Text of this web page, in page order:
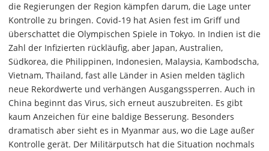
die Regierungen der Region kämpfen darum, die Lage unter
Kontrolle zu bringen. Covid-19 hat Asien fest im Griff und
überschattet die Olympischen Spiele in Tokyo. In Indien ist die
Zahl der Infizierten rückläufig, aber Japan, Australien,
Südkorea, die Philippinen, Indonesien, Malaysia, Kambodscha,
Vietnam, Thailand, fast alle Länder in Asien melden täglich
neue Rekordwerte und verhängen Ausgangssperren. Auch in
China beginnt das Virus, sich erneut auszubreiten. Es gibt
kaum Anzeichen für eine baldige Besserung. Besonders
dramatisch aber sieht es in Myanmar aus, wo die Lage außer
Kontrolle gerät. Der Militärputsch hat die Situation nochmals